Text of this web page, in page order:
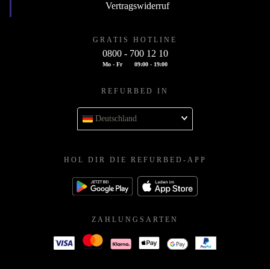
Vertragswiderruf
GRATIS HOTLINE
0800 - 700 12 10
Mo - Fr 09:00 - 19:00
REFURBED IN
Deutschland
HOL DIR DIE REFURBED-APP
ZAHLUNGSARTEN